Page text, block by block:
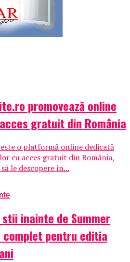
promovează online
gratuit din România
o platformă online dedicată
cu acces gratuit din România,
le descopere în...
inainte de Summer
complet pentru editia